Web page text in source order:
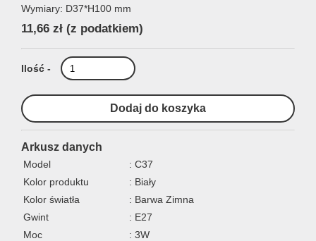
Wymiary: D37*H100 mm
11,66 zł (z podatkiem)
Ilość -
Arkusz danych
Model
: C37
Kolor produktu
: Biały
Kolor światła
: Barwa Zimna
Gwint
: E27
Moc
: 3W